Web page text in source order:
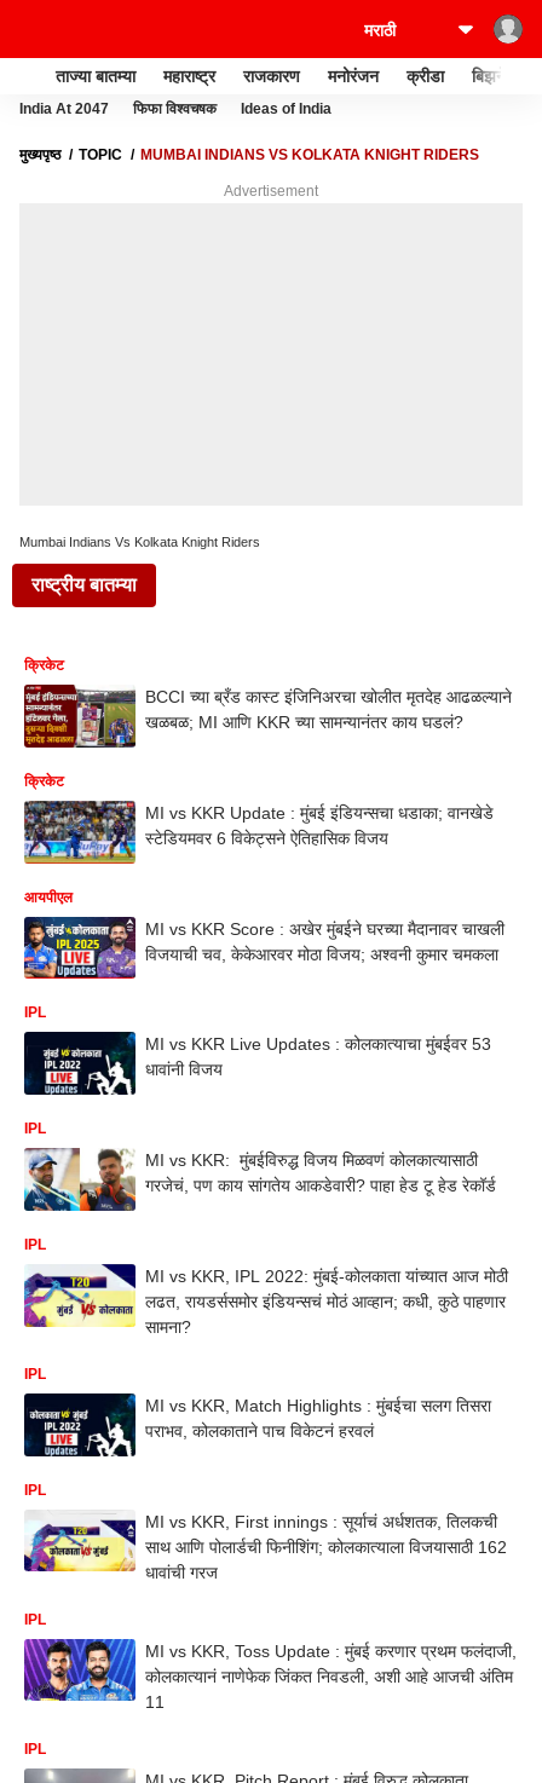
ताज्या बातम्या महाराष्ट्र राजकारण मनोरंजन क्रीडा बिझनेस
India At 2047 फिफा विश्वचषक Ideas of India
मुख्यपृष्ठ TOPIC MUMBAI INDIANS VS KOLKATA KNIGHT RIDERS
Advertisement
Mumbai Indians Vs Kolkata Knight Riders
राष्ट्रीय बातम्या
क्रिकेट
BCCI च्या ब्रँड कास्ट इंजिनिअरचा खोलीत मृतदेह आढळल्याने
खळबळ; MI आणि KKR च्या सामन्यानंतर काय घडलं?
क्रिकेट
MI vs KKR Update : मुंबई इंडियन्सचा धडाका; वानखेडे
स्टेडियमवर 6 विकेट्सने ऐतिहासिक विजय
आयपीएल
MI vs KKR Score : अखेर मुंबईने घरच्या मैदानावर चाखली
विजयाची चव, केकेआरवर मोठा विजय; अश्वनी कुमार चमकला
IPL
MI vs KKR Live Updates : कोलकात्याचा मुंबईवर 53
धावांनी विजय
IPL
MI vs KKR: मुंबईविरुद्ध विजय मिळवणं कोलकात्यासाठी
गरजेचं, पण काय सांगतेय आकडेवारी? पाहा हेड टू हेड रेकॉर्ड
IPL
MI vs KKR, IPL 2022: मुंबई-कोलकाता यांच्यात आज मोठी
लढत, रायडर्ससमोर इंडियन्सचं मोठं आव्हान; कधी, कुठे पाहणार
सामना?
IPL
MI vs KKR, Match Highlights : मुंबईचा सलग तिसरा
पराभव, कोलकाताने पाच विकेटनं हरवलं
IPL
MI vs KKR, First innings : सूर्याचं अर्धशतक, तिलकची
साथ आणि पोलार्डची फिनीशिंग; कोलकात्याला विजयासाठी 162
धावांची गरज
IPL
MI vs KKR, Toss Update : मुंबई करणार प्रथम फलंदाजी,
कोलकात्यानं नाणेफेक जिंकत निवडली, अशी आहे आजची अंतिम
11
IPL